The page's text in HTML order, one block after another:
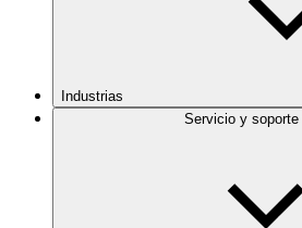
Industrias
Servicio y